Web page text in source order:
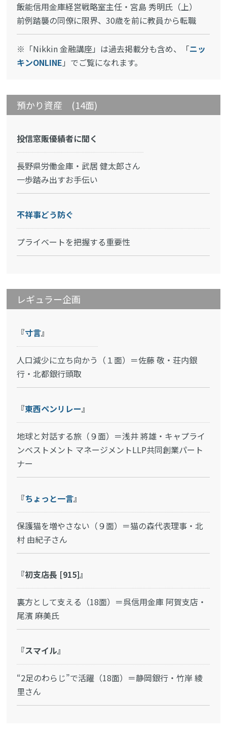
飯能信用金庫経営戦略室主任・宮島 秀明氏（上）
前例踏襲の同僚に限界、30歳を前に教員から転職
※「Nikkin 金融講座」は過去掲載分も含め、「ニッ
キンONLINE 」でご覧になれます。
預かり資産 (14面)
投信窓販優績者に聞く
長野県労働金庫・武居 健太郎さん
一歩踏み出すお手伝い
不祥事どう防ぐ
プライベートを把握する重要性
レギュラー企画
『寸言』
人口減少に立ち向かう（１面）＝佐藤 敬・荘内銀
行・北都銀行頭取
『東西ペンリレー』
地球と対話する旅（９面）＝浅井 將雄・キャプライ
ンベストメント マネージメントLLP共同創業パート
ナー
『ちょっと一言』
保護猫を増やさない（９面）＝猫の森代表理事・北
村 由紀子さん
『初支店長 [915]』
裏方として支える（18面）＝呉信用金庫 阿賀支店・
尾濱 麻美氏
『スマイル』
“2足のわらじ”で活躍（18面）＝静岡銀行・竹岸 綾
里さん